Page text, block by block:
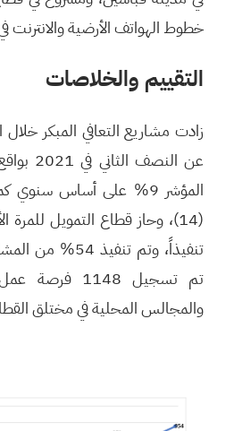
خطوط الهواتف الأرضية والانترنت
التقييم والخلاصات
المؤشر 9% على أساس
(14)، وحاز قطاع التمويل للمرة
تنفيذاً، وتم
تم تسجيل
والمجالس المحلية في مختلق